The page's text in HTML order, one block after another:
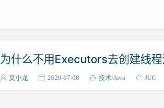
为什么不用Executors去创建线
莫小龙 2020-07-08 技术 Java JUC